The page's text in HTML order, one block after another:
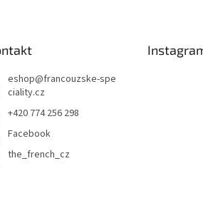
eshop@francouzske-spe
ciality.cz
+420 774 256 298
Facebook
the_french_cz